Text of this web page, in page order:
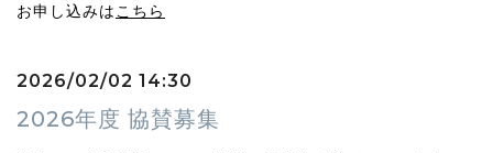
お申し込みは こちら
2026/02/02 14:30
2026年度 協賛募集